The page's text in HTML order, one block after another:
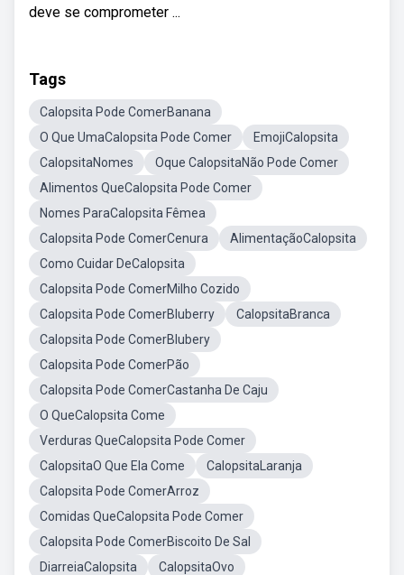
deve se comprometer ...
Tags
Calopsita Pode ComerBanana
O Que UmaCalopsita Pode Comer
EmojiCalopsita
CalopsitaNomes
Oque CalopsitaNão Pode Comer
Alimentos QueCalopsita Pode Comer
Nomes ParaCalopsita Fêmea
Calopsita Pode ComerCenura
AlimentaçãoCalopsita
Como Cuidar DeCalopsita
Calopsita Pode ComerMilho Cozido
Calopsita Pode ComerBluberry
CalopsitaBranca
Calopsita Pode ComerBlubery
Calopsita Pode ComerPão
Calopsita Pode ComerCastanha De Caju
O QueCalopsita Come
Verduras QueCalopsita Pode Comer
CalopsitaO Que Ela Come
CalopsitaLaranja
Calopsita Pode ComerArroz
Comidas QueCalopsita Pode Comer
Calopsita Pode ComerBiscoito De Sal
DiarreiaCalopsita
CalopsitaOvo